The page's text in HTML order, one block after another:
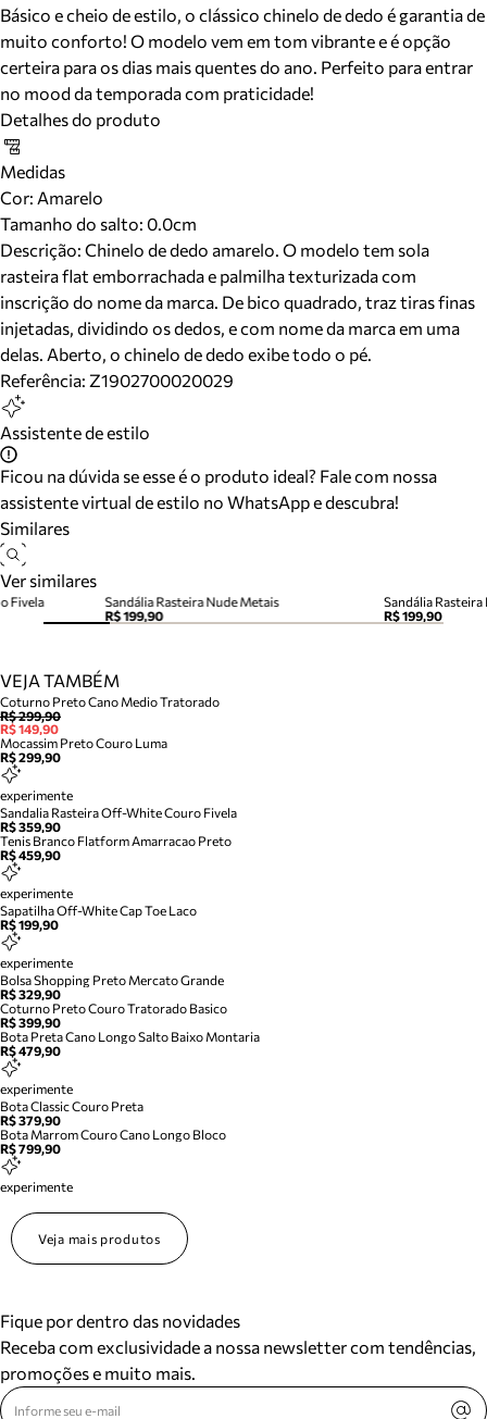
Básico e cheio de estilo, o clássico chinelo de dedo é garantia de
muito conforto! O modelo vem em tom vibrante e é opção
certeira para os dias mais quentes do ano. Perfeito para entrar
no mood da temporada com praticidade!
Detalhes do produto
Medidas
Cor: Amarelo
Tamanho do salto: 0.0cm
Descrição: Chinelo de dedo amarelo. O modelo tem sola
rasteira flat emborrachada e palmilha texturizada com
inscrição do nome da marca. De bico quadrado, traz tiras finas
injetadas, dividindo os dedos, e com nome da marca em uma
delas. Aberto, o chinelo de dedo exibe todo o pé.
Referência: Z1902700020029
Assistente de estilo
Ficou na dúvida se esse é o produto ideal? Fale com nossa
assistente virtual de estilo no WhatsApp e descubra!
Similares
Ver similares
Sandália Rasteira Nude Metais
R$ 199,90
Sandália
R$ 199,90
Fivela
VEJA TAMBÉM
Coturno Preto Cano Medio Tratorado
R$ 299,90
R$ 149,90
Mocassim Preto Couro Luma
R$ 299,90
experimente
Sandalia Rasteira Off-White Couro Fivela
R$ 359,90
Tenis Branco Flatform Amarracao Preto
R$ 459,90
experimente
Sapatilha Off-White Cap Toe Laco
R$ 199,90
experimente
Bolsa Shopping Preto Mercato Grande
R$ 329,90
Coturno Preto Couro Tratorado Basico
R$ 399,90
Bota Preta Cano Longo Salto Baixo Montaria
R$ 479,90
experimente
Bota Classic Couro Preta
R$ 379,90
Bota Marrom Couro Cano Longo Bloco
R$ 799,90
experimente
Veja mais produtos
Fique por dentro das novidades
Receba com exclusividade a nossa newsletter com tendências,
promoções e muito mais.